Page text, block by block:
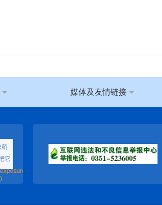
媒体及友情链接